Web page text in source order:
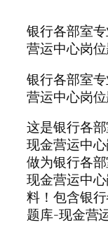
银行各部室
营运中心岗
银行各部室
营运中心岗位
这是银行各
现金营运中
做为银行各
现金营运中
料！包含银
题库-现金营